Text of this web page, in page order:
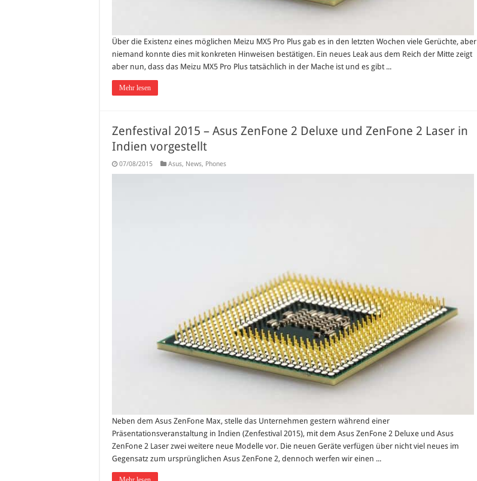
Über die Existenz eines möglichen Meizu MX5 Pro Plus gab es in den letzten Wochen viele Gerüchte, aber
niemand konnte dies mit konkreten Hinweisen bestätigen. Ein neues Leak aus dem Reich der Mitte zeigt
aber nun, dass das Meizu MX5 Pro Plus tatsächlich in der Mache ist und es gibt ...
Mehr lesen
Zenfestival 2015 – Asus ZenFone 2 Deluxe und ZenFone 2 Laser in
Indien vorgestellt
07/08/2015 Asus, News, Phones
Neben dem Asus ZenFone Max, stelle das Unternehmen gestern während einer
Präsentationsveranstaltung in Indien (Zenfestival 2015), mit dem Asus ZenFone 2 Deluxe und Asus
ZenFone 2 Laser zwei weitere neue Modelle vor. Die neuen Geräte verfügen über nicht viel neues im
Gegensatz zum ursprünglichen Asus ZenFone 2, dennoch werfen wir einen ...